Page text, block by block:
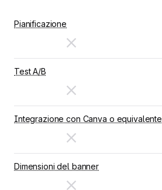
Pianificazione
Test A/B
Integrazione con Canva o equivalente
Dimensioni del banner